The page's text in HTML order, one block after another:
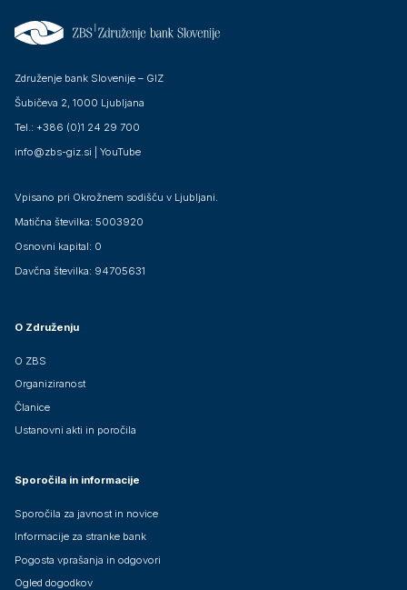
Združenje bank Slovenije – GIZ
Šubičeva 2, 1000 Ljubljana
Tel.: +386 (0)1 24 29 700
info@zbs-giz.si
YouTube
Vpisano pri Okrožnem sodišču v Ljubljani.
Matična številka: 5003920
Osnovni kapital: 0
Davčna številka: 94705631
O Združenju
O ZBS
Organiziranost
Članice
Ustanovni akti in poročila
Sporočila in informacije
Sporočila za javnost in novice
Informacije za stranke bank
Pogosta vprašanja in odgovori
Ogled dogodkov